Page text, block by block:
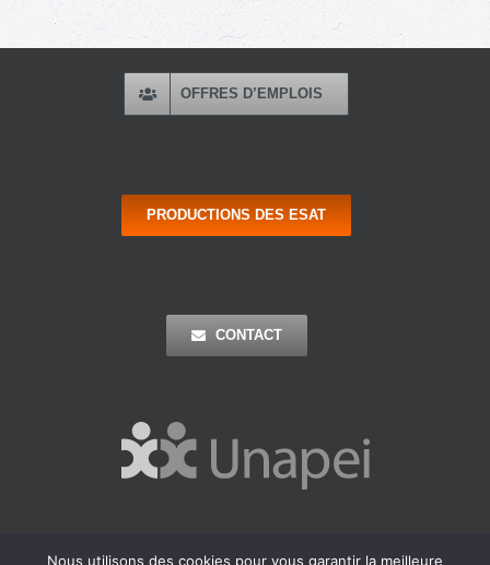
OFFRES D’EMPLOIS
PRODUCTIONS DES ESAT
CONTACT
Nous utilisons des cookies pour vous garantir la meilleure